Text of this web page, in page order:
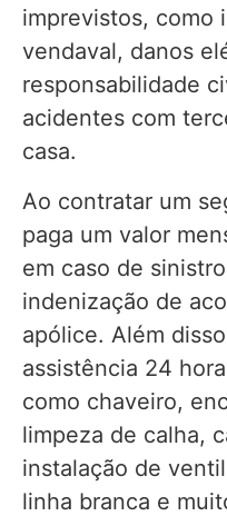
imprevistos, como
vendaval, danos
responsabilidade
acidentes com
casa.
Ao contratar um
paga um valor
em caso de
indenização de
apólice. Além
assistência 24
como chaveiro,
limpeza de calha,
instalação de
linha branca e